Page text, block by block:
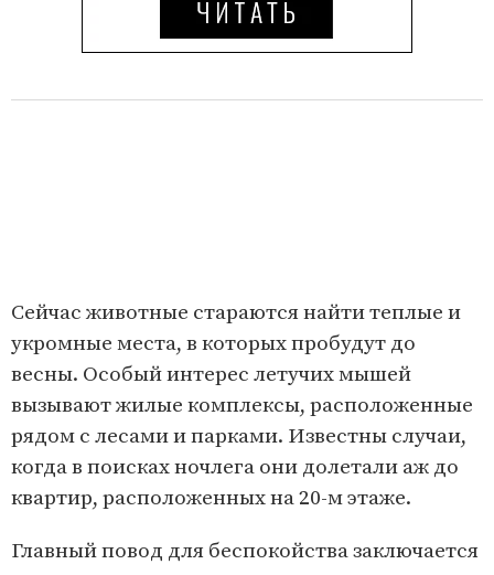
Сейчас животные стараются найти теплые и
укромные места, в которых пробудут до
весны. Особый интерес летучих мышей
вызывают жилые комплексы, расположенные
рядом с лесами и парками. Известны случаи,
когда в поисках ночлега они долетали аж до
квартир, расположенных на 20-м этаже.
Главный повод для беспокойства заключается